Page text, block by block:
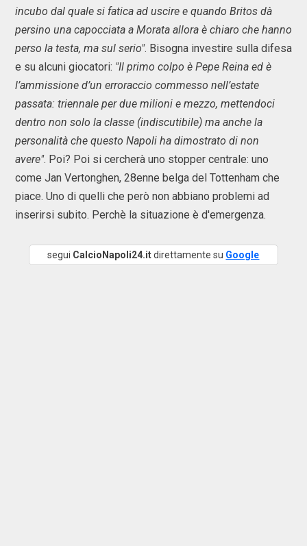
incubo dal quale si fatica ad uscire e quando Britos dà
persino una capocciata a Morata allora è chiaro che hanno
perso la testa, ma sul serio". Bisogna investire sulla difesa
e su alcuni giocatori: "Il primo colpo è Pepe Reina ed è
l’ammissione d’un erroraccio commesso nell’estate
passata: triennale per due milioni e mezzo, mettendoci
dentro non solo la classe (indiscutibile) ma anche la
personalità che questo Napoli ha dimostrato di non
avere". Poi? Poi si cercherà uno stopper centrale: uno
come Jan Vertonghen, 28enne belga del Tottenham che
piace. Uno di quelli che però non abbiano problemi ad
inserirsi subito. Perchè la situazione è d'emergenza.
segui CalcioNapoli24.itdirettamente su Google